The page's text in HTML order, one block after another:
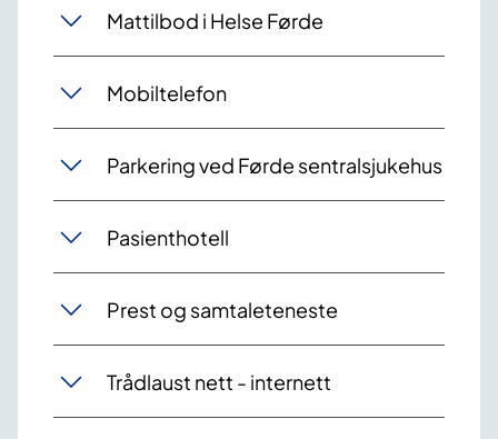
Mattilbod i Helse Førde
Mobiltelefon
Parkering ved Førde sentralsjukehus
Pasienthotell
Prest og samtaleteneste
Trådlaust nett - internett